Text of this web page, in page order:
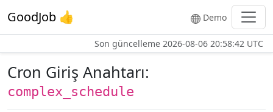
GoodJob 👍 Demo
Son güncelleme 2026-08-06 20:58:42 UTC
Cron Giriş Anahtarı:
complex_schedule